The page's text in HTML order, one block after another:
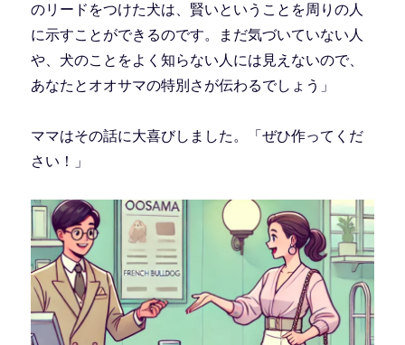
のリードをつけた犬は、賢いということを周りの人
に示すことができるのです。まだ気づいていない人
や、犬のことをよく知らない人には見えないので、
あなたとオオサマの特別さが伝わるでしょう」
ママはその話に大喜びしました。「ぜひ作ってくだ
さい！」